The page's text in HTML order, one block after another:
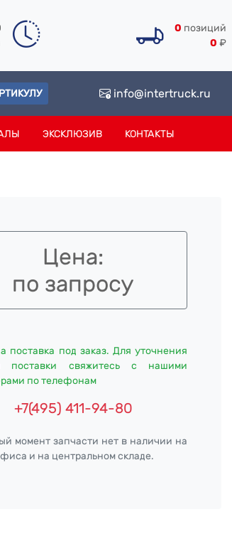
0 позиций
0 ₽
info@intertruck.ru
ЭКСКЛЮЗИВ КОНТАКТЫ
Цена:
по запросу
поставка под заказ. Для уточнения
поставки свяжитесь с нашими
по телефонам
+7(495) 411-94-80
момент запчасти нет в наличии на
и на центральном складе.